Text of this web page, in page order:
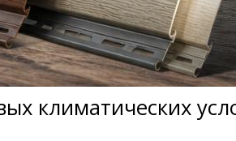
климатических